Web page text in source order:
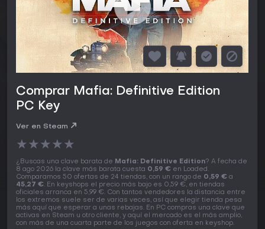
Comprar Mafia: Definitive Edition
PC Key
Ver en Steam
★★★★★
¿Buscas una clave barata de Mafia: Definitive Edition? A fecha de
8 ago 2026 la clave más barata cuesta 0,59 € en Loaded.
Comparamos 50 ofertas de 24 tiendas, con un rango de 0,59 € a
45,27 €. En keyshops el precio más bajo es 0,59 €, en tiendas
oficiales arranca en 5,99 €. Con tantos vendedores la distancia entre
los extremos suele ser de varias veces, así que elegir tienda pesa
más aquí que esperar a unas rebajas. En PC compras una clave que
activas en Steam u otro cliente, y aquí el mercado es el más amplio,
con más de una cuarta parte de los juegos con oferta en keyshop.